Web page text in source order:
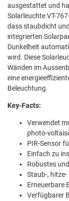
ausgestattet und
Solarleuchte VT-
dass staubdicht
integrierten
Dunkelheit
wird. Diese
Wänden im
eine
Beleuchtung.
Key-Facts:
Verwendet
photo-
PIR-Sensor
Einfach zu
Robustes
Staub-,
Erneuerbare
Verfügbarer